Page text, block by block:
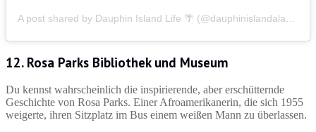
12. Rosa Parks Bibliothek und Museum
Du kennst wahrscheinlich die inspirierende, aber erschütternde
Geschichte von Rosa Parks. Einer Afroamerikanerin, die sich 1955
weigerte, ihren Sitzplatz im Bus einem weißen Mann zu überlassen.